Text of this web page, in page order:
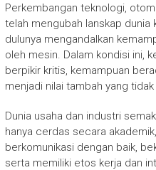
Perkembangan teknologi,
telah mengubah lanskap dunia
dulunya mengandalkan
oleh mesin. Dalam kondisi ini,
berpikir kritis, kemampuan
menjadi nilai tambah yang
Dunia usaha dan industri
hanya cerdas secara
berkomunikasi dengan baik,
serta memiliki etos kerja dan